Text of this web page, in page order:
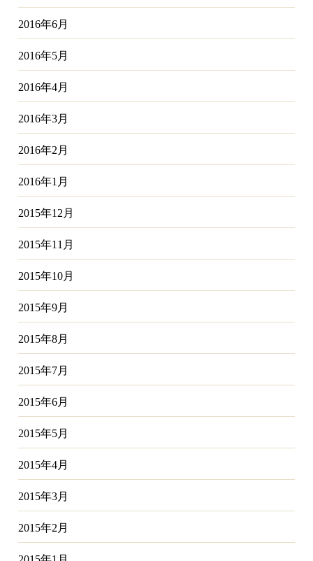
2016年6月
2016年5月
2016年4月
2016年3月
2016年2月
2016年1月
2015年12月
2015年11月
2015年10月
2015年9月
2015年8月
2015年7月
2015年6月
2015年5月
2015年4月
2015年3月
2015年2月